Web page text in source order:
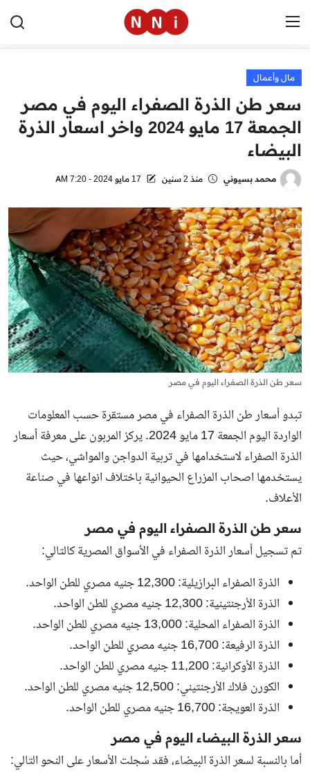
الرئيسية
اخبار مصر
العالم
الرياضة
مال وأعمال
تقنية
التعليم
منوعات
مال وأعمال
سعر طن الذرة الصفراء اليوم في مصر
الجمعة 17 مايو 2024 واخر اسعار الذرة
البيضاء
محمد بسيوني منذ 2 سنين 17 مايو 2024 - 7:20 AM
سعر طن الذرة الصفراء اليوم في مصر
تبدو أسعار طن الذرة الصفراء في مصر مستقرة حسب المعلومات
الواردة اليوم الجمعة 17 مايو 2024. يركز المربون على معرفة أسعار
الذرة الصفراء لاستخدامها في تربية الدواجن والمواشي، حيث
يستخدمها اصحاب المزراع الحيوانية باختلاف انواعها في صناعة
الأعلاف.
سعر طن الذرة الصفراء اليوم في مصر
تم تسجيلأسعار الذرة الصفراء في الأسواق المصريةكالتالي:
الذرة الصفراء البرازيلية: 12,300 جنيه مصري للطن الواحد.
الذرة الأرجنتينية: 12,300 جنيه مصري للطن الواحد.
الذرة الصفراء المحلية: 13,000 جنيه مصري للطن الواحد.
الذرة الرفيعة: 16,700 جنيه مصري للطن الواحد.
الذرة الأوكرانية: 11,200 جنيه مصري للطن الواحد.
الكورن فلاك الأرجنتيني: 12,500 جنيه مصري للطن الواحد.
الذرة العويجة: 16,700 جنيه مصري للطن الواحد.
سعر الذرة البيضاء اليوم في مصر
أما بالنسبة لسعر الذرة البيضاء، فقد سُجلت الأسعار على النحو التالي: